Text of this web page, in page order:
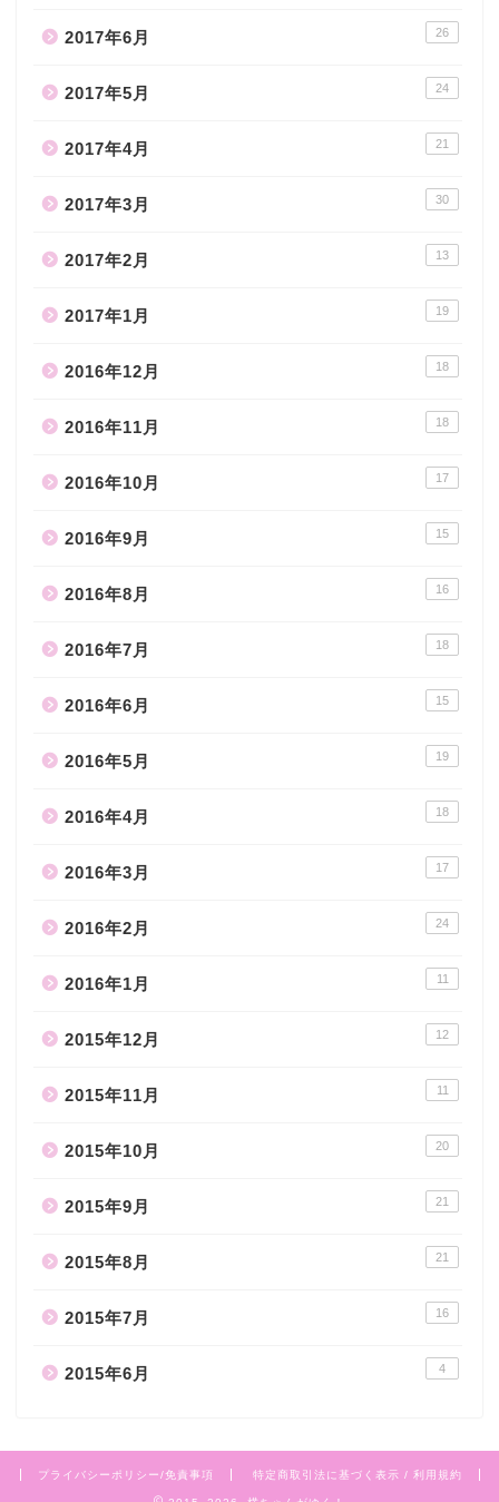
2017年6月 26
2017年5月 24
2017年4月 21
2017年3月 30
2017年2月 13
2017年1月 19
2016年12月 18
2016年11月 18
2016年10月 17
2016年9月 15
2016年8月 16
2016年7月 18
2016年6月 15
2016年5月 19
2016年4月 18
2016年3月 17
2016年2月 24
2016年1月 11
2015年12月 12
2015年11月 11
2015年10月 20
2015年9月 21
2015年8月 21
2015年7月 16
2015年6月 4
プライバシーポリシー/免責事項 特定商取引法に基づく表示 / 利用規約